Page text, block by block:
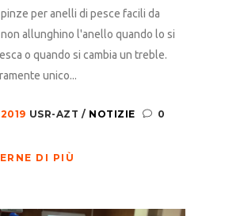
per anelli di pesce facili da
allunghino l'anello quando lo si
o quando si cambia un treble.
unico...
USR-AZT NOTIZIE
0
DI PIÙ